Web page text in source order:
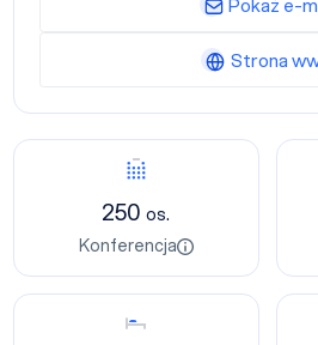
Konferencja
250os.
Konferencja
Nocleg
Strona